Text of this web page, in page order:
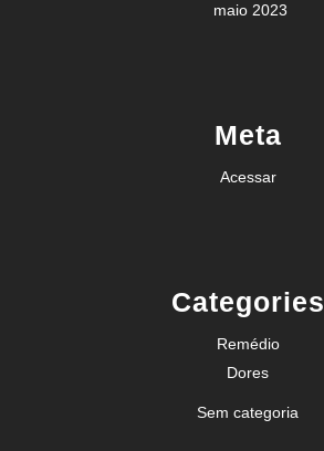
maio 2023
Meta
Acessar
Categories
Remédio
Dores
Sem categoria